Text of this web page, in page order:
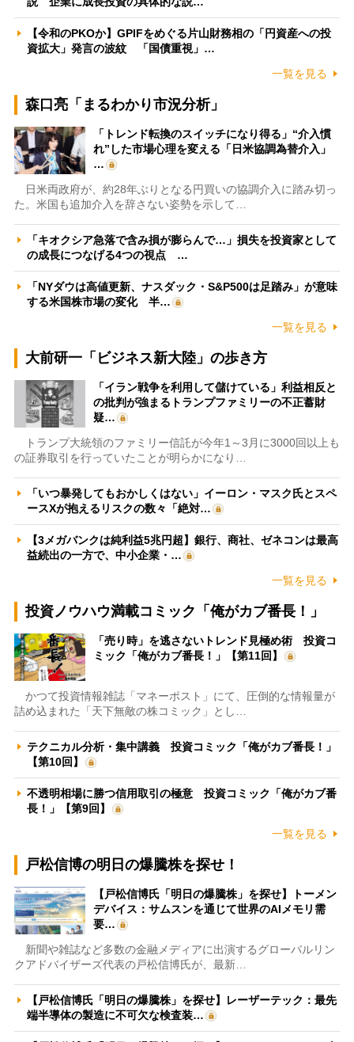
【令和のPKOか】GPIFをめぐる片山財務相の「円資産への投
資拡大」発言の波紋 「国債重視」…
一覧を見る
森口亮「まるわかり市況分析」
「トレンド転換のスイッチになり得る」“介入慣
れ”した市場心理を変える「日米協調為替介入」
…
日米両政府が、約28年ぶりとなる円買いの協調介入に踏み切っ
た。米国も追加介入を辞さない姿勢を示して…
「キオクシア急落で含み損が膨らんで…」損失を投資家として
の成長につなげる4つの視点 …
「NYダウは高値更新、ナスダック・S&P500は足踏み」が意味
する米国株市場の変化 半…
一覧を見る
大前研一「ビジネス新大陸」の歩き方
「イラン戦争を利用して儲けている」利益相反と
の批判が強まるトランプファミリーの不正蓄財
疑…
トランプ大統領のファミリー信託が今年1～3月に3000回以上も
の証券取引を行っていたことが明らかになり…
「いつ暴発してもおかしくはない」イーロン・マスク氏とスペ
ースXが抱えるリスクの数々「絶対…
【3メガバンクは純利益5兆円超】銀行、商社、ゼネコンは最高
益続出の一方で、中小企業・…
一覧を見る
投資ノウハウ満載コミック「俺がカブ番長！」
「売り時」を逃さないトレンド見極め術 投資コ
ミック「俺がカブ番長！」【第11回】
かつて投資情報雑誌「マネーポスト」にて、圧倒的な情報量が
詰め込まれた「天下無敵の株コミック」とし…
テクニカル分析・集中講義 投資コミック「俺がカブ番長！」
【第10回】
不透明相場に勝つ信用取引の極意 投資コミック「俺がカブ番
長！」【第9回】
一覧を見る
戸松信博の明日の爆騰株を探せ！
【戸松信博氏「明日の爆騰株」を探せ】トーメン
デバイス：サムスンを通じて世界のAIメモリ需
要…
新聞や雑誌など多数の金融メディアに出演するグローバルリン
クアドバイザーズ代表の戸松信博氏が、最新…
【戸松信博氏「明日の爆騰株」を探せ】レーザーテック：最先
端半導体の製造に不可欠な検査装…